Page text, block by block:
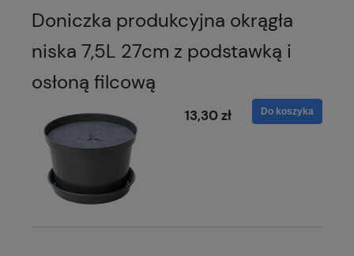
Doniczka produkcyjna okrągła
niska 7,5L 27cm z podstawką i
osłoną filcową
13,30 zł Do koszyka